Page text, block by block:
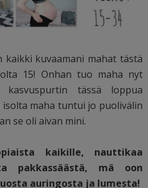
kuvaamani mahat tästä
15! Onhan tuo maha nyt
tässä loppua
maha tuntui jo puolivälin
se oli aivan mini.
kaikille, nauttikaa
pakkassäästä, mä oon
auringosta ja lumesta!